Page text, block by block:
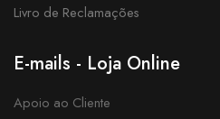
Livro de Reclamações
E-mails - Loja Online
Apoio ao Cliente